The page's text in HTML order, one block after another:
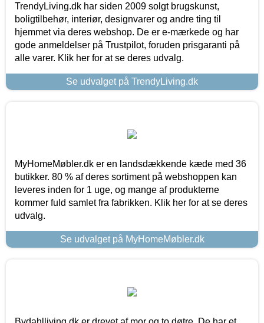
TrendyLiving.dk har siden 2009 solgt brugskunst,
boligtilbehør, interiør, designvarer og andre ting til
hjemmet via deres webshop. De er e-mærkede og har
gode anmeldelser på Trustpilot, foruden prisgaranti på
alle varer. Klik her for at se deres udvalg.
Se udvalget på TrendyLiving.dk
MyHomeMøbler.dk er en landsdækkende kæde med 36
butikker. 80 % af deres sortiment på webshoppen kan
leveres inden for 1 uge, og mange af produkterne
kommer fuld samlet fra fabrikken. Klik her for at se deres
udvalg.
Se udvalget på MyHomeMøbler.dk